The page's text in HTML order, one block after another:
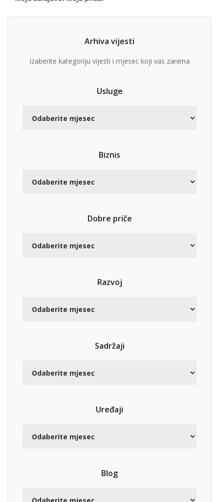
Arhiva vijesti
Izaberite kategoriju vijesti i mjesec koji vas zanima
Usluge
Biznis
Dobre priče
Razvoj
Sadržaji
Uređaji
Blog